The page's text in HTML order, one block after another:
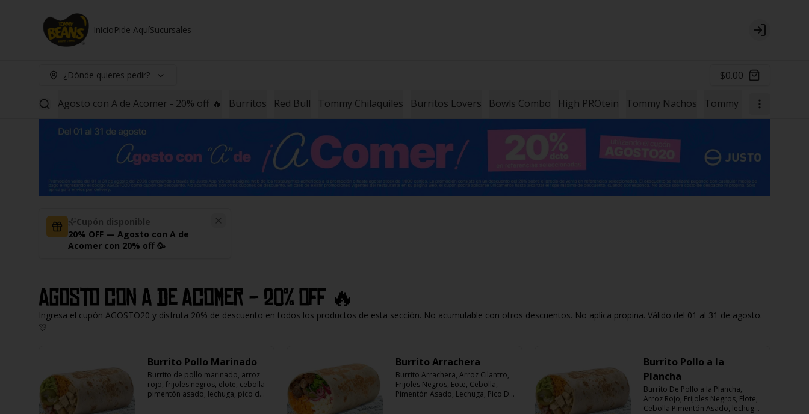
InicioPide AquíSucursales Login
¿Dónde quieres pedir? $0.00
Agosto con A de Acomer - 20% off 🔥 Burritos Red Bull Tommy Chilaquiles Burritos Lovers Bowls Combo High PROtein Tommy Nachos Tommy Papas
Cupón disponible
20% OFF — Agosto con A de
Acomer con 20% off 🥳
Agosto con A de Acomer - 20% off 🔥
Ingresa el cupón AGOSTO20 y disfruta 20% de descuento en todos los productos de esta sección. No acumulable con otros descuentos. No aplica propina. Válido del 01 al 31 de agosto.
🎊
Burrito Pollo Marinado
Burrito de pollo marinado, arroz
rojo, frijoles negros, elote, cebolla
pimentón asado, lechuga, pico de
Burrito Arrachera
Burrito Arrachera, Arroz Cilantro,
Frijoles Negros, Eote, Cebolla,
Pimentón Asado, Lechuga, Pico De
Burrito Pollo a la
Plancha
Burrito De Pollo a la Plancha,
Arroz Rojo, Frijoles Negros, Elote,
Cebolla Pimentón Asado, lechuga,